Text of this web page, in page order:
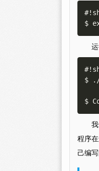
$
程序
己编